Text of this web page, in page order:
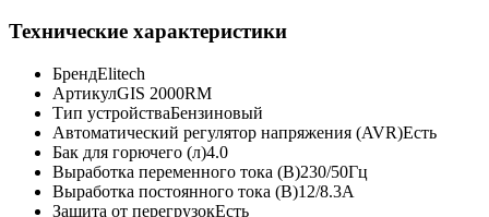
Технические характеристики
БрендElitech
АртикулGIS 2000RМ
Тип устройстваБензиновый
Автоматический регулятор напряжения (AVR)Есть
Бак для горючего (л)4.0
Выработка переменного тока (В)230/50Гц
Выработка постоянного тока (В)12/8.3А
Защита от перегрузокЕсть